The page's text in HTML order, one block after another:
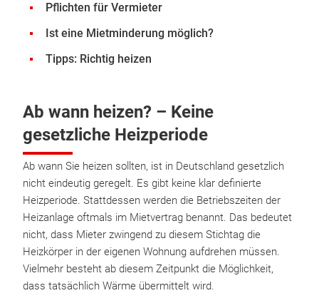
Pflichten für Vermieter
Ist eine Mietminderung möglich?
Tipps: Richtig heizen
Ab wann heizen? – Keine
gesetzliche Heizperiode
Ab wann Sie heizen sollten, ist in Deutschland gesetzlich
nicht eindeutig geregelt. Es gibt keine klar definierte
Heizperiode. Stattdessen werden die Betriebszeiten der
Heizanlage oftmals im Mietvertrag benannt. Das bedeutet
nicht, dass Mieter zwingend zu diesem Stichtag die
Heizkörper in der eigenen Wohnung aufdrehen müssen.
Vielmehr besteht ab diesem Zeitpunkt die Möglichkeit,
dass tatsächlich Wärme übermittelt wird.